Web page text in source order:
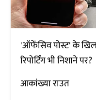
'ऑफेंसिव पोस्ट' के
रिपोर्टिंग भी निशाने पर?
आकांख्या राउत